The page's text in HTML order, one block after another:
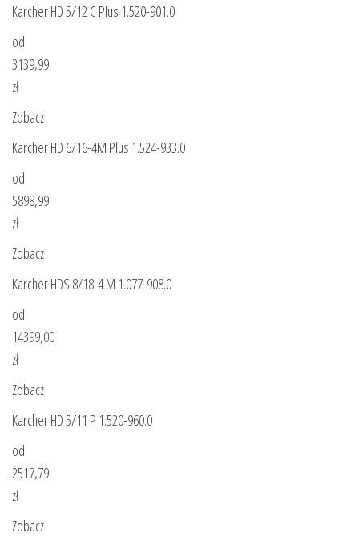
Karcher HD 5/12 C Plus 1.520-901.0
od
3139,99
zł
Zobacz
Karcher HD 6/16-4M Plus 1.524-933.0
od
5898,99
zł
Zobacz
Karcher HDS 8/18-4 M 1.077-908.0
od
14399,00
zł
Zobacz
Karcher HD 5/11 P 1.520-960.0
od
2517,79
zł
Zobacz